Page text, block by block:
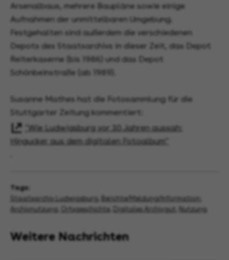
Arsenalbaus, mehrere Baupläne sowie einige
Aufnahmen der unmittelbaren Umgebung.
Festgehalten sind außerdem die verschiedenen
Depots des Staatsarchivs in dieser Zeit, das Depot
Reiterkaserne (bis 1986) und das Depot
Schönbeinstraße (ab 1989).
Susanne Mathes hat die Fotosammlung für die
Stuttgarter Zeitung kommentiert:
"Wie Ludwigsburg vor 30 Jahren aussah:
Hingucker aus dem digitalen Fotoalbum"
Tags:
Staatsarchiv Ludwigsburg
Berichte/Meldung/Information
Archivnutzung
Ortsgeschichte Digitales Archivgut Nutzung
Weitere Nachrichten